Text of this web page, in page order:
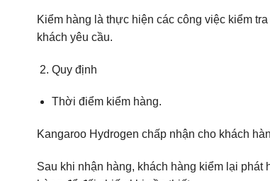
Kiểm hàng là thực hiện các công việc kiểm
khách yêu cầu.
Quy định
Thời điểm kiểm hàng.
Kangaroo Hydrogen chấp nhận cho khách
Sau khi nhận hàng, khách hàng kiểm lại